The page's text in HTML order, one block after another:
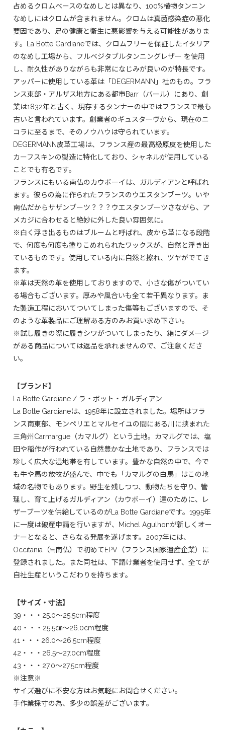
占めるクロムベースのなめしとは異なり、100%植物タンニン
なめしにはクロムが含まれません。クロムは真菌感染症の悪化
要因であり、足の健康と衛生に悪影響を与える可能性がありま
す。La Botte Gardianeでは、クロムフリーを保証したイタリア
のなめし工場から、フルベジタブルタンニングレザー を使用
し、耐久性がありながらも非常になじみが良いのが特長です。
アッパーに使用している革は「DEGERMANN」社のもの。フラ
ンス東部・アルザス地方にある都市Barr（バール）にあり、創
業は1832年と古く、現存するタンナーの中ではフランスで最も
古いと言われています。創業者のギュスターヴから、現在のニ
コラに至るまで、そのノウハウは守られています。
DEGERMANN皮革工場は、フランス産の最高級原皮を使用した
カーフスキンの製造に特化しており、シャネルが使用している
ことでも有名です。
フランスにもいる南仏のカウボーイは、ガルディアンと呼ばれ
ます。彼らの為に作られたフランスのウエスタンブーツ。いや
南仏だからサザンブーツ？？？ウエスタンブーツさながら、ア
メカジに合わせると絶妙に外した良い雰囲気に。
※白く浮き出るものはブルームと呼ばれ、皮から革になる段階
で、何度も何度も塗りこめれられたワックスが、自然と浮き出
ているものです。使用している内に自然と擦れ、ツヤがでてき
ます。
※革は天然の革を使用しておりますので、小さな傷がついてい
る場合もございます。厚みや風合いも全て若干異なります。ま
た製造工程においてついてしまった傷等もございますので、そ
のような革製品にご理解ある方のみお買い求め下さい。
※試し履きの際に履きシワがついてしまったり、箱にダメージ
がある商品については返品を承れませんので、ご注意くださ
い。
【ブランド】
La Botte Gardiane / ラ・ボット・ガルディアン
La Botte Gardianeは、1958年に設立されました。場所はフラ
ンス南東部、モンペリエとマルセイユの間にある川に挟まれた
三角州Carmargue（カマルグ）という土地。カマルグでは、塩
田や稲作が行われている自然豊かな土地であり、フランスでは
珍しく広大な湿地帯を有しています。豊かな自然の中で、今で
も牛や馬の放牧が盛んで、中でも「カマルグの白馬」はこの地
域の名物でもあります。野生を残しつつ、動物たちを守り、管
理し、育て上げるガルディアン（カウボーイ）達のために、レ
ザーブーツを供給しているのがLa Botte Gardianeです。1995年
に一度は破産申請を行いますが、Michel Agulhonが新しくオー
ナーとなると、さらなる発展を遂げます。2007年には、
Occitania（≒南仏）で初めてEPV（フランス国家遺産企業）に
登録されました。また同社は、下請け業者を使用せず、全てが
自社生産というこだわりを持ちます。
【サイズ・寸法】
39・・・25.0～25.5cm程度
40・・・25.5㎝～26.0cm程度
41・・・26.0～26.5cm程度
42・・・26.5～27.0cm程度
43・・・27.0～27.5cm程度
※注意※
サイズ選びに不安な方はお気軽にお問合せください。
手作業採寸の為、多少の誤差がございます。